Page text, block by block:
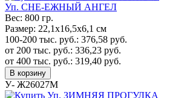
Уп. СНЕ-ЕЖНЫЙ АНГЕЛ
Вес: 800 гр.
Размер: 22,1х16,5х6,1 см
100-200 тыс. руб.: 376,58 руб.
от 200 тыс. руб.: 336,23 руб.
от 400 тыс. руб.: 319,40 руб.
В корзину
У- Ж26027М